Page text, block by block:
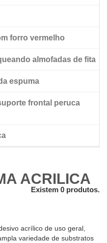
forro vermelho
almofadas de fita
espuma
frontal peruca
ACRÍLICA
Existem 0 produtos.
acrílico de uso geral,
variedade de substratos